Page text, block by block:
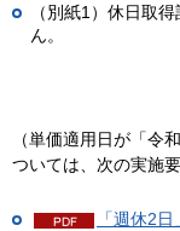
（別紙1）休日取
ん。
（単価適用日が「令
ついては、次の実施
「週休2